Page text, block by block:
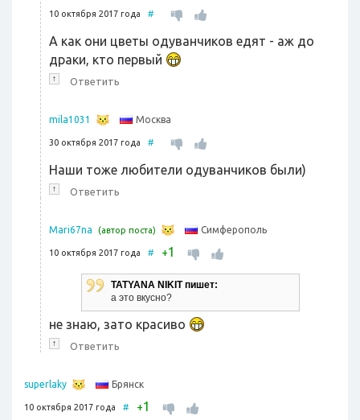
10 октября 2017 года #
А как они цветы одуванчиков едят - аж до
драки, кто первый
↑ Ответить
mila1031 Москва
30 октября 2017 года #
Наши тоже любители одуванчиков были)
↑ Ответить
Mari67na (автор поста) Симферополь
10 октября 2017 года # +1
TATYANA NIKIT пишет:
а это вкусно?
не знаю, зато красиво
↑ Ответить
superlaky Брянск
10 октября 2017 года # +1